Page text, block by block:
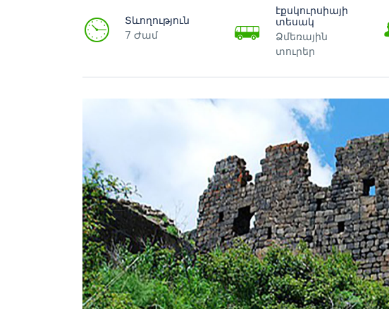
Տևողություն
7 Ժամ
էքսկուրսիայի
տեսակ
Ձմեռային
տուրեր